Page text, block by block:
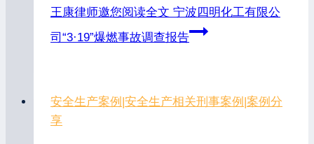
王康律师邀您阅读全文 宁波四明化工有限公
司“3·19”爆燃事故调查报告
安全生产案例 |安全生产相关刑事案例 |案例分
享